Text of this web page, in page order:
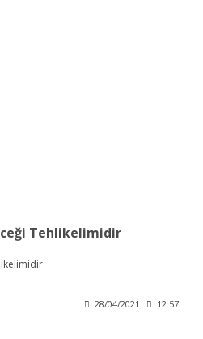
Tehlikelimidir
28/04/2021 12:57